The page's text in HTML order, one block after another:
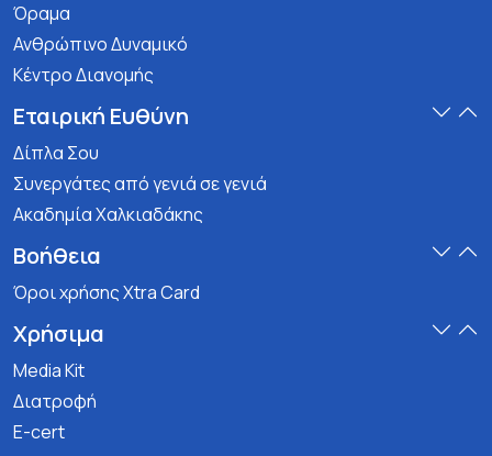
Όραμα
Ανθρώπινο Δυναμικό
Κέντρο Διανομής
Εταιρική Ευθύνη
Δίπλα Σου
Συνεργάτες από γενιά σε γενιά
Ακαδημία Χαλκιαδάκης
Βοήθεια
Όροι χρήσης Xtra Card
Χρήσιμα
Media Kit
Διατροφή
E-cert